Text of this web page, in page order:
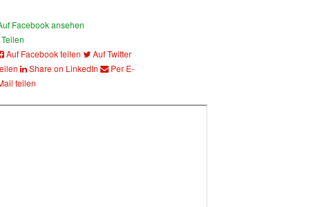
Facebook ansehen
Teilen
Auf Facebook teilen
Auf Twitter
Share on LinkedIn
Per E-
teilen